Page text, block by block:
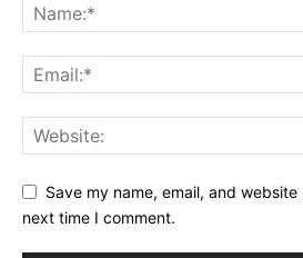
Save my name, email, and
next time I comment.